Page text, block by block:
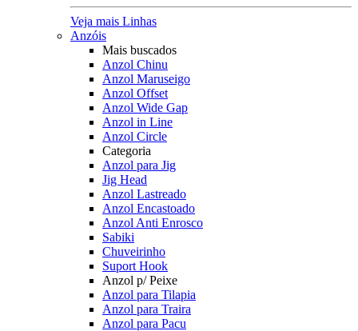
Veja mais Linhas
Anzóis
Mais buscados
Anzol Chinu
Anzol Maruseigo
Anzol Offset
Anzol Wide Gap
Anzol in Line
Anzol Circle
Categoria
Anzol para Jig
Jig Head
Anzol Lastreado
Anzol Encastoado
Anzol Anti Enrosco
Sabiki
Chuveirinho
Suport Hook
Anzol p/ Peixe
Anzol para Tilapia
Anzol para Traira
Anzol para Pacu